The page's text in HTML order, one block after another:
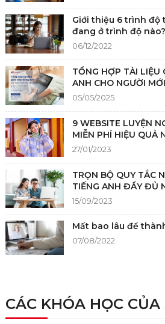
Giới thiệu 6 trình độ
đang ở trình độ nào?
06/12/2022
TỔNG HỢP TÀI LIỆU
ANH CHO NGƯỜI
05/05/2025
9 WEBSITE LUYỆN
MIỄN PHÍ HIỆU QUẢ
27/01/2023
TRỌN BỘ QUY TẮC
TIẾNG ANH ĐẦY ĐỦ
15/09/2023
Mất bao lâu để
07/08/2022
CÁC KHÓA HỌC CỦA